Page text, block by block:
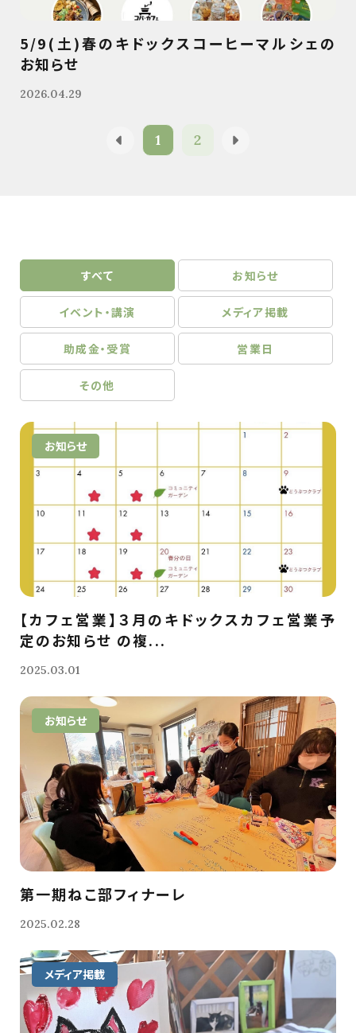
5/9(土)春のキドックスコーヒーマルシェの
お知らせ
2026.04.29
1 2
すべて お知らせ
イベント・講演 メディア掲載
助成金・受賞 営業日
その他
お知らせ
【カフェ営業】３月のキドックスカフェ営業予
定のお知らせ の複...
2025.03.01
お知らせ
第一期ねこ部フィナーレ
2025.02.28
メディア掲載